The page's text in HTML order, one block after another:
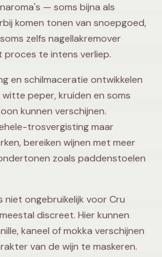
— soms bijna als
komen tonen van snoepgoed,
zelfs nagellakremover
te intens verliep.
en schilmaceratie ontwikkelen
peper, kruiden en soms
kunnen verschijnen.
trosvergisting maar
bereiken wijnen met meer
zoals paddenstoelen
niet ongebruikelijk voor Cru
discreet. Hier kunnen
kaneel of mokka verschijnen
van de wijn te maskeren.